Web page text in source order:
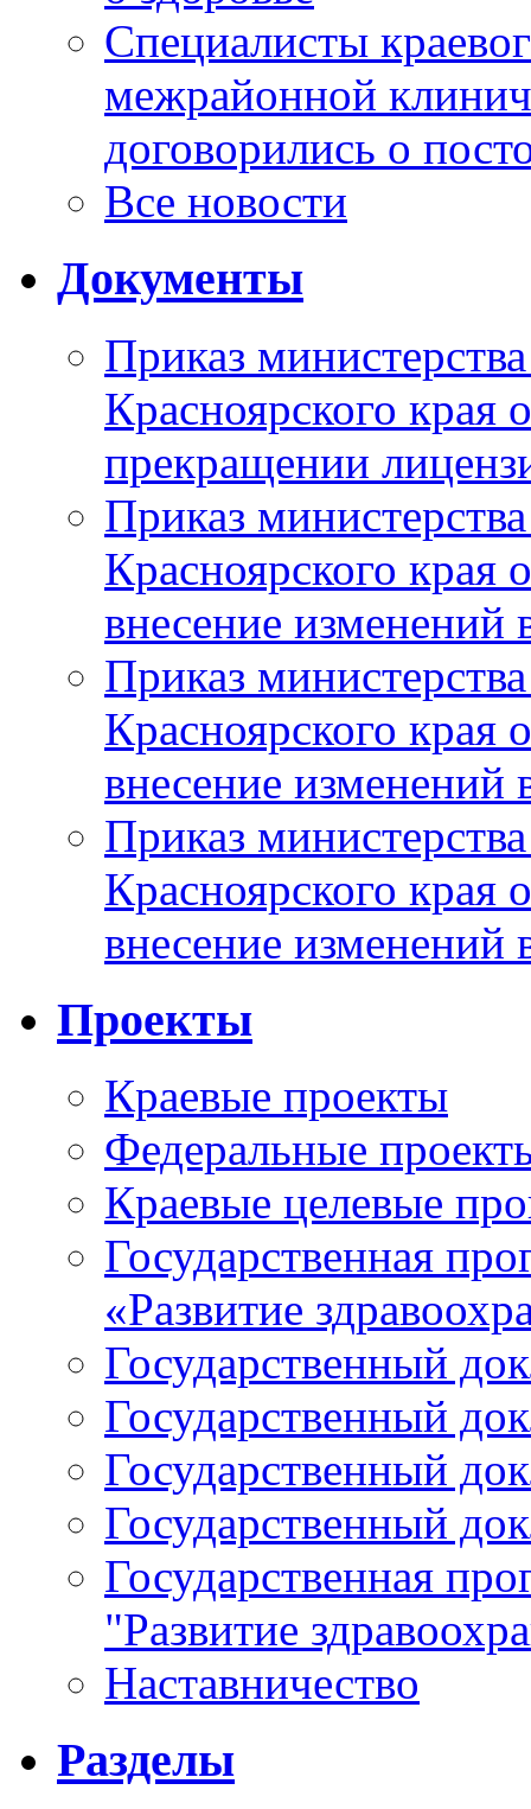
Специалисты
межрайонной
договорились о
Все новости
Документы
Приказ
Красноярского
прекращении
Приказ
Красноярского
внесение изменений
Приказ
Красноярского
внесение изменений
Приказ
Красноярского
внесение изменений
Проекты
Краевые проекты
Федеральные
Краевые целевые
Государственная
«Развитие
Государственный
Государственный
Государственный
Государственный
Государственная
"Развитие
Наставничество
Разделы